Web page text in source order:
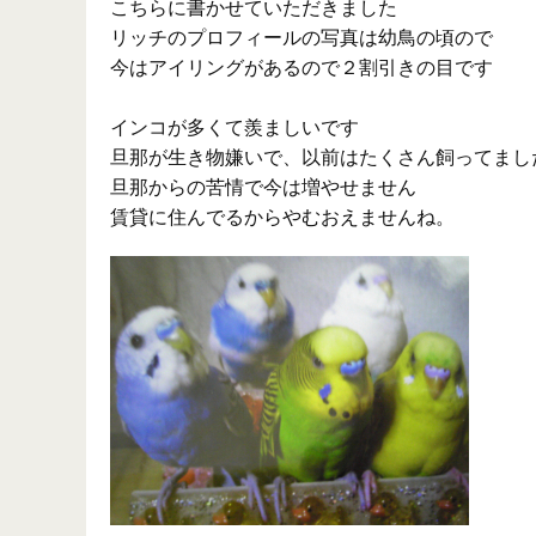
こちらに書かせていただきました
リッチのプロフィールの写真は幼鳥の頃ので
今はアイリングがあるので２割引きの目です
インコが多くて羨ましいです
旦那が生き物嫌いで、以前はたくさん飼ってま
旦那からの苦情で今は増やせません
賃貸に住んでるからやむおえませんね。